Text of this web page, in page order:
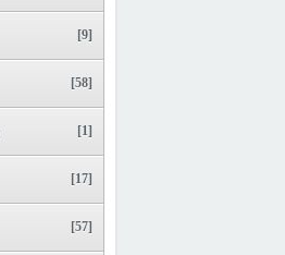
[9]
[58]
[1]
[17]
[57]